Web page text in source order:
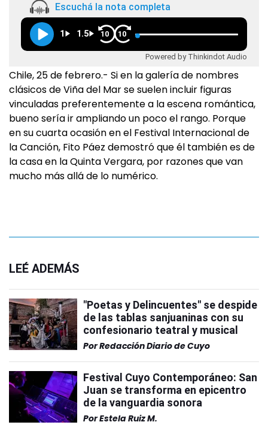
Escuchá la nota completa
1 1.5 10 10
Powered by Thinkindot Audio
Chile, 25 de febrero.- Si en la galería de nombres
clásicos de Viña del Mar se suelen incluir figuras
vinculadas preferentemente a la escena romántica,
bueno sería ir ampliando un poco el rango. Porque
en su cuarta ocasión en el Festival Internacional de
la Canción, Fito Páez demostró que él también es de
la casa en la Quinta Vergara, por razones que van
mucho más allá de lo numérico.
LEÉ ADEMÁS
"Poetas y Delincuentes" se despide
de las tablas sanjuaninas con su
confesionario teatral y musical
PorRedacción Diario de Cuyo
Festival Cuyo Contemporáneo: San
Juan se transforma en epicentro
de la vanguardia sonora
PorEstela Ruiz M.